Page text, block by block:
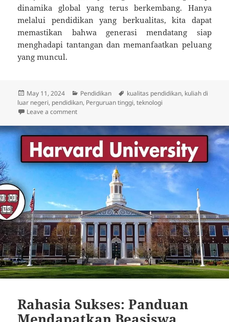
dinamika global yang terus berkembang. Hanya
melalui pendidikan yang berkualitas, kita dapat
memastikan bahwa generasi mendatang siap
menghadapi tantangan dan memanfaatkan peluang
yang muncul.
Posted
on
May 11, 2024 Categories
Pendidikan Tags
kualitas pendidikan, kuliah di
luar negeri, pendidikan, Perguruan tinggi,teknologi
Leave a commenton Pentingnya Membangun Masa Depan yang Cerah
Rahasia Sukses: Panduan